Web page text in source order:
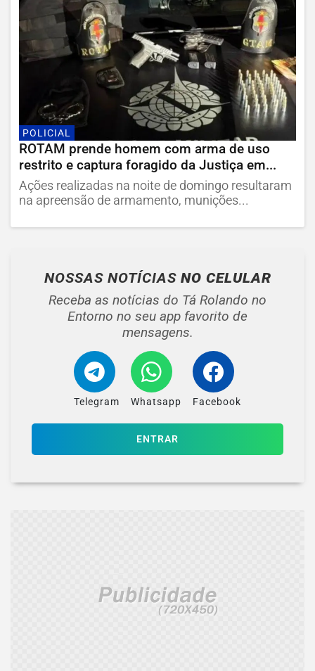
POLICIAL
ROTAM prende homem com arma de uso
restrito e captura foragido da Justiça em...
Ações realizadas na noite de domingo resultaram
na apreensão de armamento, munições...
NOSSAS NOTÍCIAS NO CELULAR
Receba as notícias do Tá Rolando no
Entorno no seu app favorito de
mensagens.
Telegram Whatsapp Facebook
ENTRAR